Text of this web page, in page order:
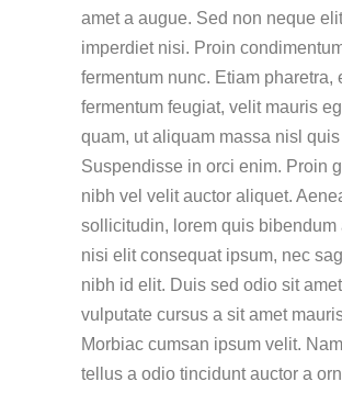
amet a augue. Sed non neque
imperdiet nisi. Proin
fermentum nunc. Etiam pharetra,
fermentum feugiat, velit mauris
quam, ut aliquam massa nisl
Suspendisse in orci enim. Proin
nibh vel velit auctor aliquet.
sollicitudin, lorem quis bibendum
nisi elit consequat ipsum, nec
nibh id elit. Duis sed odio sit
vulputate cursus a sit amet
Morbiac cumsan ipsum velit.
tellus a odio tincidunt auctor a